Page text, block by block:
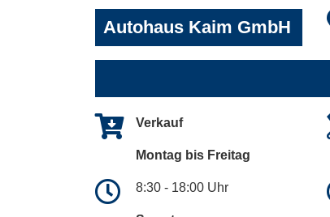
Autohaus Kaim GmbH
Verkauf
Montag bis Freitag
8:30 - 18:00 Uhr